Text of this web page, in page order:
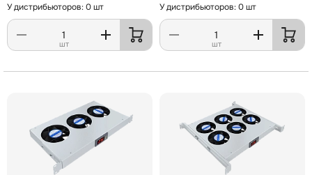
У дистрибьюторов: 0 шт
шт
У дистрибьюторов: 0 шт
шт